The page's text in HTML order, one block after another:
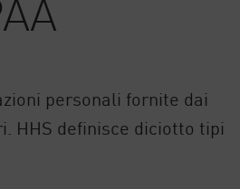
personali fornite dai
HHS definisce diciotto tipi